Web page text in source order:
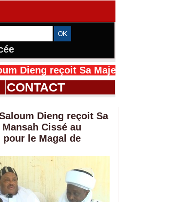
Sa Majesté Mansah Cissé au
CONTACT
Dieng reçoit Sa
Cissé au
pour le Magal de